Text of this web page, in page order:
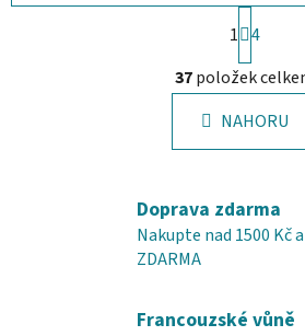
O
v
l
á
d
c
í
k
S
t
r
á
n
k
n
í
1 4
37položek
NAHORU
Doprava zdarma
Nakupte nad 1500 Kč
ZDARMA
Francouzské vůně